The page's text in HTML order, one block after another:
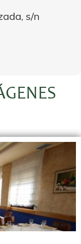
s/n